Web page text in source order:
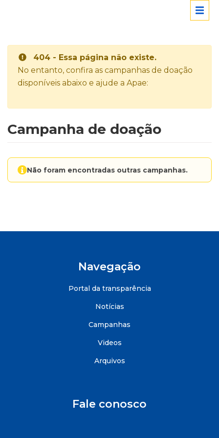
404 - Essa página não existe.
No entanto, confira as campanhas de doação
disponíveis abaixo e ajude a Apae:
Campanha de doação
Não foram encontradas outras campanhas.
Navegação
Portal da transparência
Notícias
Campanhas
Videos
Arquivos
Fale conosco